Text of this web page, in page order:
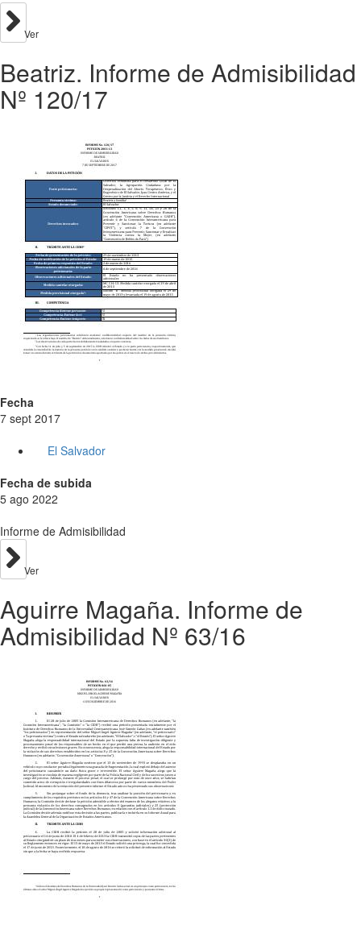
Ver
Beatriz. Informe de Admisibilidad
Nº 120/17
Fecha
7 sept 2017
El Salvador
Fecha de subida
5 ago 2022
Informe de Admisibilidad
Ver
Aguirre Magaña. Informe de
Admisibilidad Nº 63/16